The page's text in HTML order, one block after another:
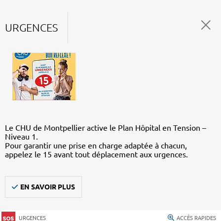
URGENCES
Le CHU de Montpellier active le Plan Hôpital en Tension –
Niveau 1.
Pour garantir une prise en charge adaptée à chacun,
appelez le 15 avant tout déplacement aux urgences.
EN SAVOIR PLUS
URGENCES ACCÈS RAPIDES